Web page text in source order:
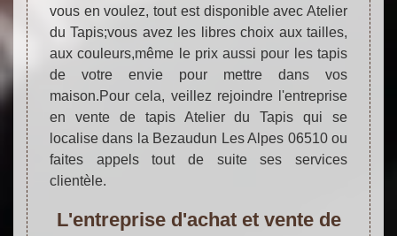
vous en voulez, tout est disponible avec Atelier
du Tapis;vous avez les libres choix aux tailles,
aux couleurs,même le prix aussi pour les tapis
de votre envie pour mettre dans vos
maison.Pour cela, veillez rejoindre l'entreprise
en vente de tapis Atelier du Tapis qui se
localise dans la Bezaudun Les Alpes 06510 ou
faites appels tout de suite ses services
clientèle.
L'entreprise d'achat et vente de